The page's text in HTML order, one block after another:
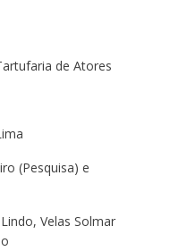
de Atores
(Pesquisa) e
Velas Solmar